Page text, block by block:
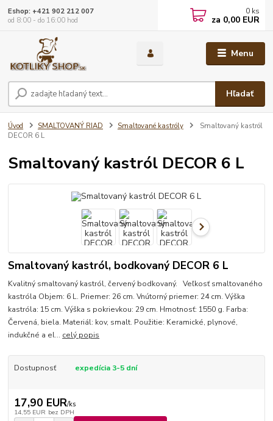
Menu
Hľadať
Eshop: +421 902 212 007
od 8:00 - do 16:00 hod
0 ks
za 0,00 EUR
Úvod SMALTOVANÝ RIAD Smaltované kastróly
Smaltovaný kastról
DECOR 6 L
Smaltovaný kastról DECOR 6 L
Smaltovaný kastról, bodkovaný DECOR 6 L
Kvalitný smaltovaný kastról, červený bodkovaný. Veľkosť smaltovaného
kastróla Objem: 6 L. Priemer: 26 cm. Vnútorný priemer: 24 cm. Výška
kastróla: 15 cm. Výška s pokrievkou: 29 cm. Hmotnosť: 1550 g. Farba:
Červená, biela. Materiál: kov, smalt. Použitie: Keramické, plynové,
indukčné a el... celý popis
Dostupnosť expedícia 3-5 dní
17,90 EUR/ks
14,55 EUR bez DPH